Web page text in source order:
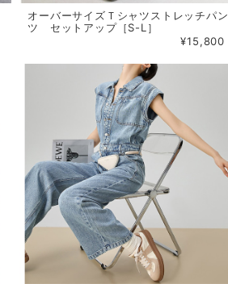
オーバーサイズＴシャツストレッチパン
ツ セットアップ［S-L］
¥15,800